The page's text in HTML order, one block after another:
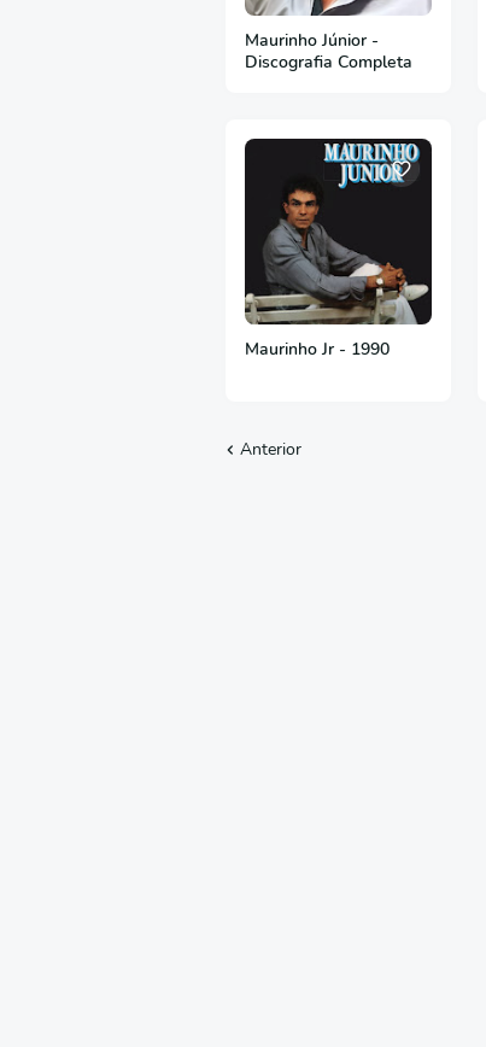
Maurinho Júnior -
Discografia Completa
Maurinho Jr - 1990
Anterior